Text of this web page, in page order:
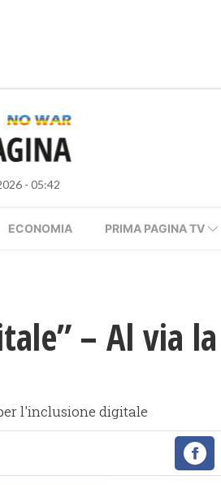
- 05:42
ECONOMIA PRIMA PAGINA TV
– Al via
l'inclusione digitale